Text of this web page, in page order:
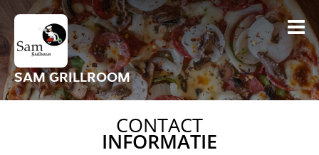
SAM GRILLROOM
CONTACT
INFORMATIE